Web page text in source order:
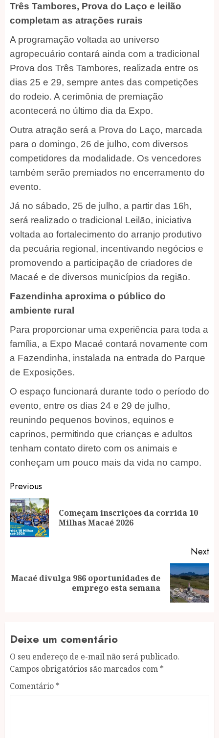
Três Tambores, Prova do Laço e leilão
completam as atrações rurais
A programação voltada ao universo
agropecuário contará ainda com a tradicional
Prova dos Três Tambores, realizada entre os
dias 25 e 29, sempre antes das competições
do rodeio. A cerimônia de premiação
acontecerá no último dia da Expo.
Outra atração será a Prova do Laço, marcada
para o domingo, 26 de julho, com diversos
competidores da modalidade. Os vencedores
também serão premiados no encerramento do
evento.
Já no sábado, 25 de julho, a partir das 16h,
será realizado o tradicional Leilão, iniciativa
voltada ao fortalecimento do arranjo produtivo
da pecuária regional, incentivando negócios e
promovendo a participação de criadores de
Macaé e de diversos municípios da região.
Fazendinha aproxima o público do
ambiente rural
Para proporcionar uma experiência para toda a
família, a Expo Macaé contará novamente com
a Fazendinha, instalada na entrada do Parque
de Exposições.
O espaço funcionará durante todo o período do
evento, entre os dias 24 e 29 de julho,
reunindo pequenos bovinos, equinos e
caprinos, permitindo que crianças e adultos
tenham contato direto com os animais e
conheçam um pouco mais da vida no campo.
Post
navigation
Previous
Começam inscrições da corrida 10
Milhas Macaé 2026
Next
Next
Macaé divulga 986 oportunidades de
emprego esta semana
Deixe um comentário
O seu endereço de e-mail não será publicado.
Campos obrigatórios são marcados com *
Comentário *